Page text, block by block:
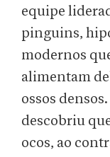
equipe
pinguins,
modernos
alimentam
ossos
descobriu
ocos, ao